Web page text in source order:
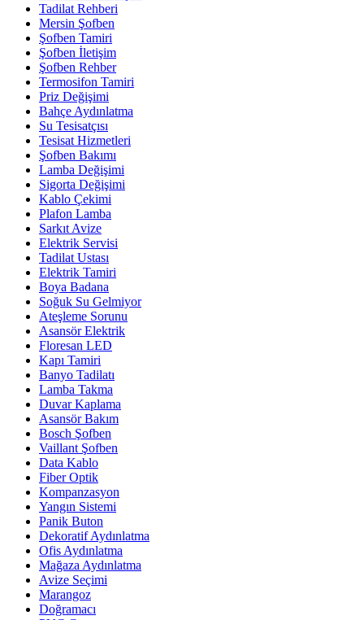
Tadilat Rehberi
Mersin Şofben
Şofben Tamiri
Şofben İletişim
Şofben Rehber
Termosifon Tamiri
Priz Değişimi
Bahçe Aydınlatma
Su Tesisatçısı
Tesisat Hizmetleri
Şofben Bakımı
Lamba Değişimi
Sigorta Değişimi
Kablo Çekimi
Plafon Lamba
Sarkıt Avize
Elektrik Servisi
Tadilat Ustası
Elektrik Tamiri
Boya Badana
Soğuk Su Gelmiyor
Ateşleme Sorunu
Asansör Elektrik
Floresan LED
Kapı Tamiri
Banyo Tadilatı
Lamba Takma
Duvar Kaplama
Asansör Bakım
Bosch Şofben
Vaillant Şofben
Data Kablo
Fiber Optik
Kompanzasyon
Yangın Sistemi
Panik Buton
Dekoratif Aydınlatma
Ofis Aydınlatma
Mağaza Aydınlatma
Avize Seçimi
Marangoz
Doğramacı